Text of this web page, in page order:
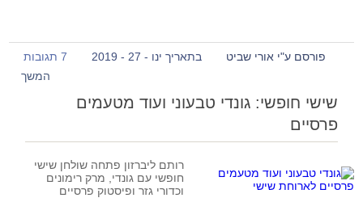
פורסם ע"י אורי שביט בתאריך ינו - 27 - 2019
7 תגובות
המשך
שישי חופשי: גונדי טבעוני ועוד מטעמים
פרסיים
רותם ליברזון פתחה שולחן שישי
חופשי עם גונדי, מרק רימונים
וכדורי גזר ופיסטוק פרסיים